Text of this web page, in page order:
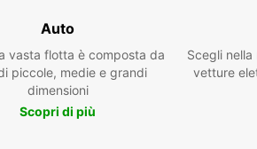
Auto
vasta flotta è composta da
piccole, medie e grandi
dimensioni
Scopri di più
Scegli
vetture